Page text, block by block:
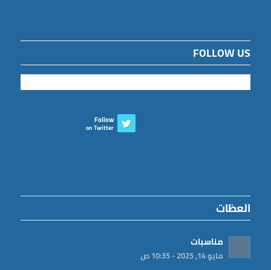
FOLLOW US
Follow
on Twitter
العظات
مناسبات
مايو 14, 2025 - 10:35 ص